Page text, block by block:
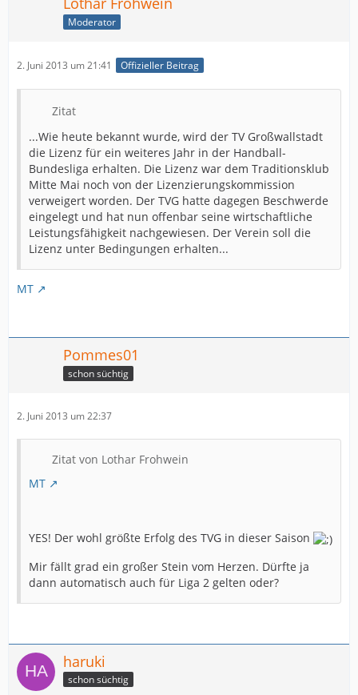
Moderator
2. Juni 2013 um 21:41 Offizieller Beitrag
Zitat
...Wie heute bekannt wurde, wird der TV Großwallstadt
die Lizenz für ein weiteres Jahr in der Handball-
Bundesliga erhalten. Die Lizenz war dem Traditionsklub
Mitte Mai noch von der Lizenzierungskommission
verweigert worden. Der TVG hatte dagegen Beschwerde
eingelegt und hat nun offenbar seine wirtschaftliche
Leistungsfähigkeit nachgewiesen. Der Verein soll die
Lizenz unter Bedingungen erhalten...
MT
Pommes01
schon süchtig
2. Juni 2013 um 22:37
Zitat von Lothar Frohwein
MT
YES! Der wohl größte Erfolg des TVG in dieser Saison
Mir fällt grad ein großer Stein vom Herzen. Dürfte ja
dann automatisch auch für Liga 2 gelten oder?
haruki
schon süchtig